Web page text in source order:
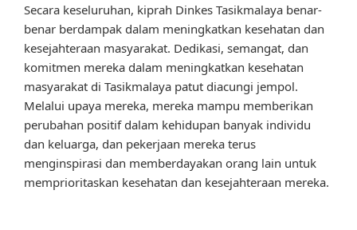
Secara keseluruhan, kiprah Dinkes Tasikmalaya benar-
benar berdampak dalam meningkatkan kesehatan dan
kesejahteraan masyarakat. Dedikasi, semangat, dan
komitmen mereka dalam meningkatkan kesehatan
masyarakat di Tasikmalaya patut diacungi jempol.
Melalui upaya mereka, mereka mampu memberikan
perubahan positif dalam kehidupan banyak individu
dan keluarga, dan pekerjaan mereka terus
menginspirasi dan memberdayakan orang lain untuk
memprioritaskan kesehatan dan kesejahteraan mereka.